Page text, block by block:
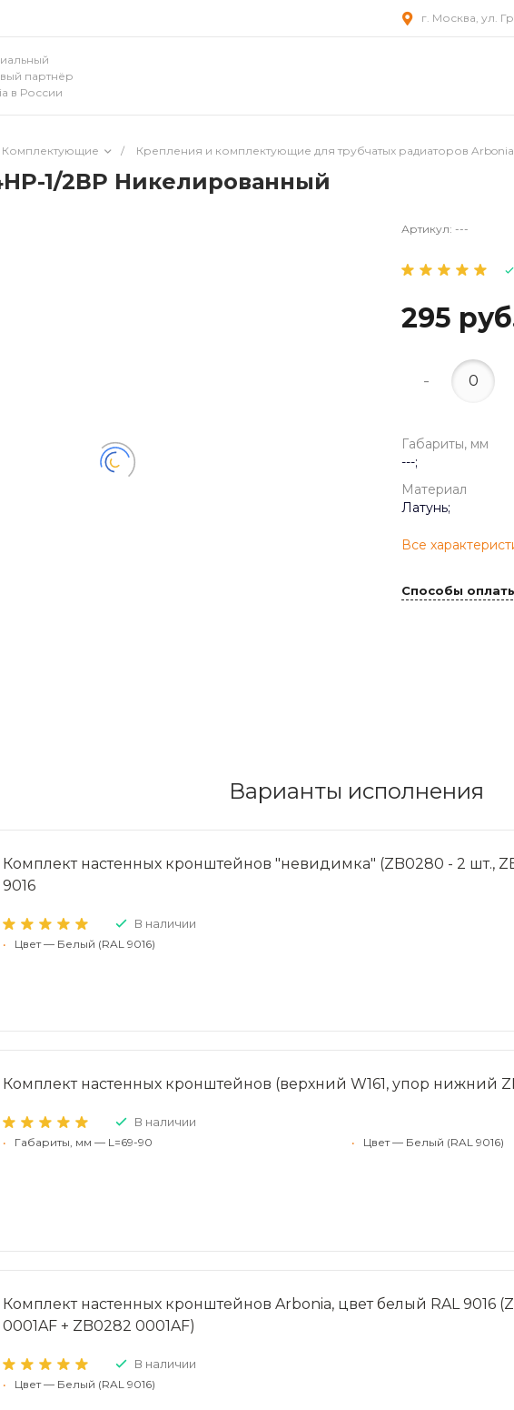
г. Москва, ул.
партнёр
в России
Комплектующие / Крепления и комплектующие для трубчатых радиаторов Arbonia
1/2ВР Никелированный
Артикул: ---
295
-
Габариты, мм
---;
Материал
Латунь;
Все
Способы
Варианты исполнения
Комплект настенных кронштейнов "невидимка" (ZB0280 - 2 шт.,
9016
В наличии
• Цвет — Белый (RAL 9016)
Комплект настенных кронштейнов (верхний W161, упор нижний
В наличии
• Габариты, мм — L=69-90 • Цвет — Белый (RAL 9016)
Комплект настенных кронштейнов Arbonia, цвет белый RAL 9016
0001AF + ZB0282 0001AF)
В наличии
• Цвет — Белый (RAL 9016)